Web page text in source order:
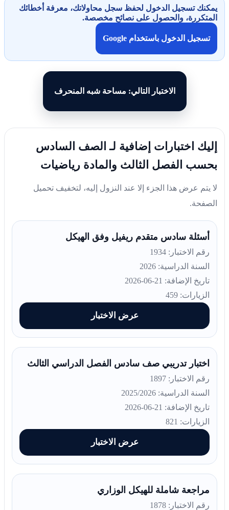
يمكنك تسجيل الدخول لحفظ سجل محاولاتك، معرفة أخطائك
المتكررة، والحصول على نصائح مخصصة.
تسجيل الدخول باستخدام Google
الاختبار التالي: مساحة شبه المنحرف
إليك اختبارات إضافية لـ الصف السادس
بحسب الفصل الثالث والمادة رياضيات
لا يتم عرض هذا الجزء إلا عند النزول إليه، لتخفيف تحميل
الصفحة.
أسئلة سادس متقدم ريفيل وفق الهيكل
رقم الاختبار: 1934
السنة الدراسية: 2026
تاريخ الإضافة: 21-06-2026
الزيارات: 459
عرض الاختبار
اختبار تدريبي صف سادس الفصل الدراسي الثالث
رقم الاختبار: 1897
السنة الدراسية: 2025/2026
تاريخ الإضافة: 21-06-2026
الزيارات: 821
عرض الاختبار
مراجعة شاملة للهيكل الوزاري
رقم الاختبار: 1878